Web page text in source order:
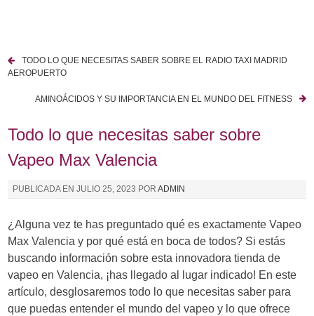
N
v
e
c
i
ó
n
TODO LO QUE NECESITAS SABER SOBRE EL RADIO TAXI MADRID
AEROPUERTO
AMINOÁCIDOS Y SU IMPORTANCIA EN EL MUNDO DEL FITNESS
Todo lo que necesitas saber sobre
Vapeo Max Valencia
PUBLICADA ENJULIO 25, 2023 PORADMIN
¿Alguna vez te has preguntado qué es exactamente Vapeo
Max Valencia y por qué está en boca de todos? Si estás
buscando información sobre esta innovadora tienda de
vapeo en Valencia, ¡has llegado al lugar indicado! En este
artículo, desglosaremos todo lo que necesitas saber para
que puedas entender el mundo del vapeo y lo que ofrece